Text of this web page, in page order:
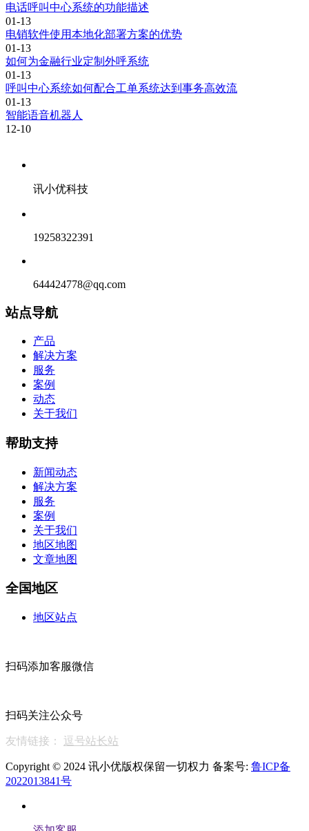
电话呼叫中心系统的功能描述
01-13
电销软件使用本地化部署方案的优势
01-13
如何为金融行业定制外呼系统
01-13
呼叫中心系统如何配合工单系统达到事务高效流
01-13
智能语音机器人
12-10
讯小优科技
19258322391
644424778@qq.com
站点导航
产品
解决方案
服务
案例
动态
关于我们
帮助支持
新闻动态
解决方案
服务
案例
关于我们
地区地图
文章地图
全国地区
地区站点
扫码添加客服微信
扫码关注公众号
友情链接： 逗号站长站
Copyright © 2024 讯小优版权保留一切权力 备案号: 鲁ICP备
2022013841号